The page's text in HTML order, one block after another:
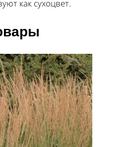
как сухоцвет.